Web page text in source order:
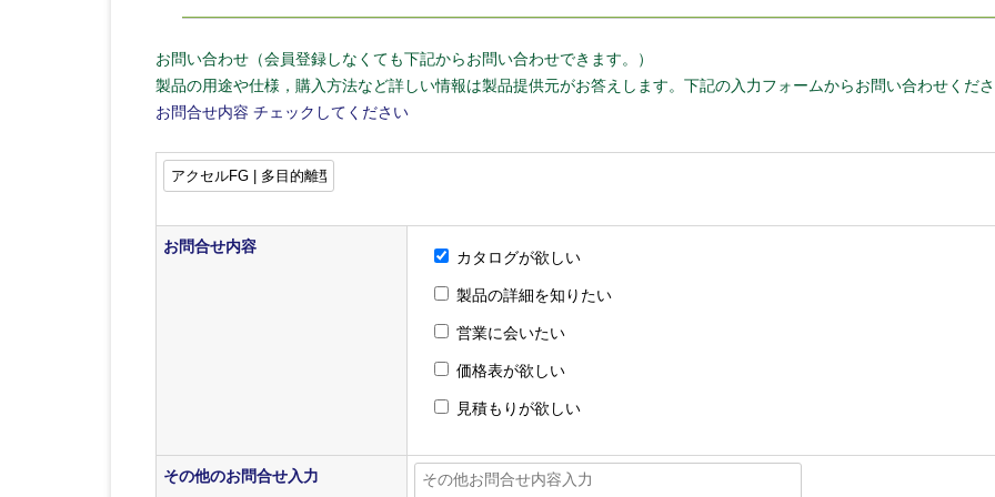
お問い合わせ（会員登録しなくても下記からお問い合わせできます。）
製品の用途や仕様，購入方法など詳しい情報は製品提供元がお答えします。下記の入力フォームからお問い合わせくだ
お問合せ内容 チェックしてください
お問合せ内容
カタログが欲しい
製品の詳細を知りたい
営業に会いたい
価格表が欲しい
見積もりが欲しい
その他のお問合せ入力